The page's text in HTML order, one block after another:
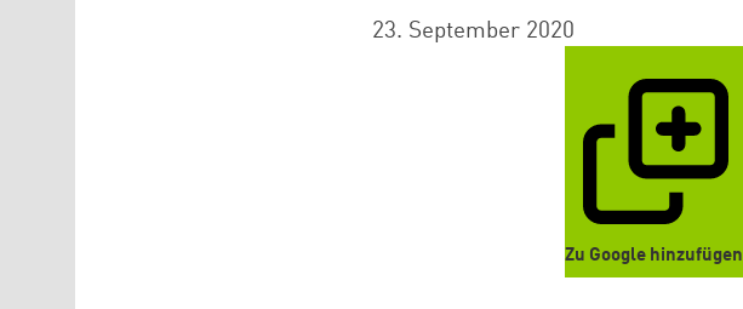
23. September 2020
Zu Google hinzufügen